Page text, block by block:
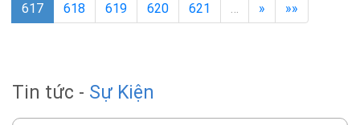
617
618 619 620 621 … » »»
Tin tức - Sự Kiện